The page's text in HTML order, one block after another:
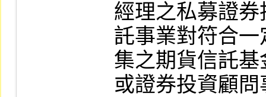
經理之私募證
託事業對符合
集之期貨信託
或證券投資顧